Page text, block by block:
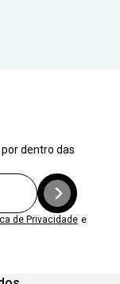
dentro das
de Privacidade e